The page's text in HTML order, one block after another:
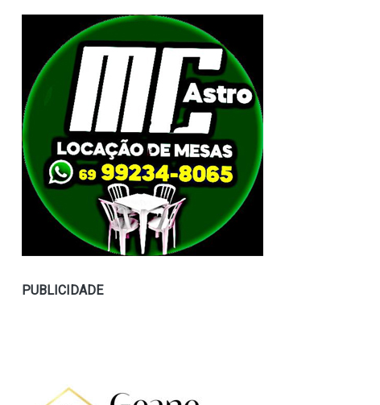
PUBLICIDADE